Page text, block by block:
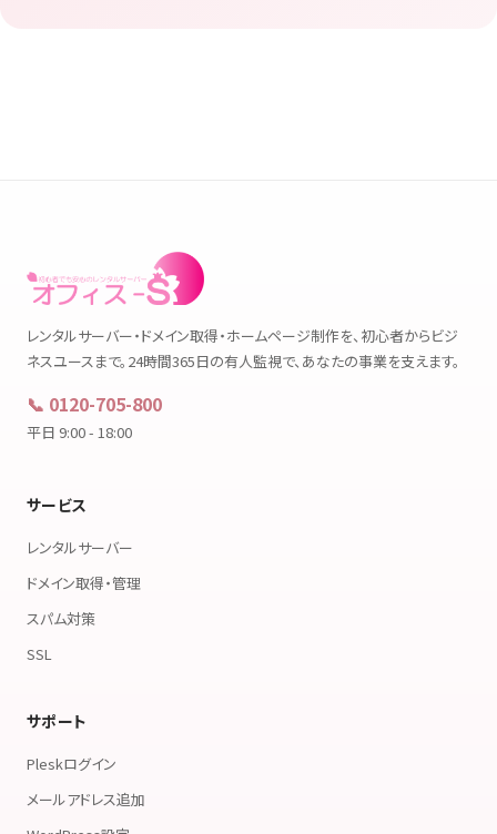
レンタルサーバー・ドメイン取得・ホームページ制作を、初心者からビジ
ネスユースまで。24時間365日の有人監視で、あなたの事業を支えます。
📞 0120-705-800
平日 9:00 - 18:00
サービス
レンタルサーバー
ドメイン取得・管理
スパム対策
SSL
サポート
Pleskログイン
メールアドレス追加